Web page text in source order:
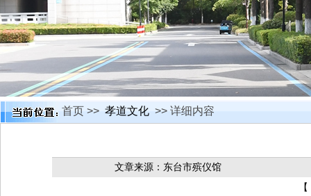
首页 >> 孝道文化 >> 详细内容
文章来源：东台市殡仪馆
【